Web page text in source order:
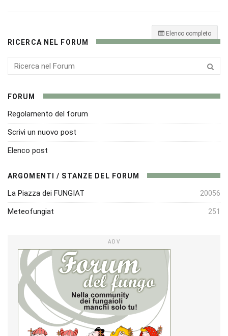
Elenco completo
RICERCA NEL FORUM
FORUM
Regolamento del forum
Scrivi un nuovo post
Elenco post
ARGOMENTI / STANZE DEL FORUM
La Piazza dei FUNGIAT 20056
Meteofungiat 251
ADV